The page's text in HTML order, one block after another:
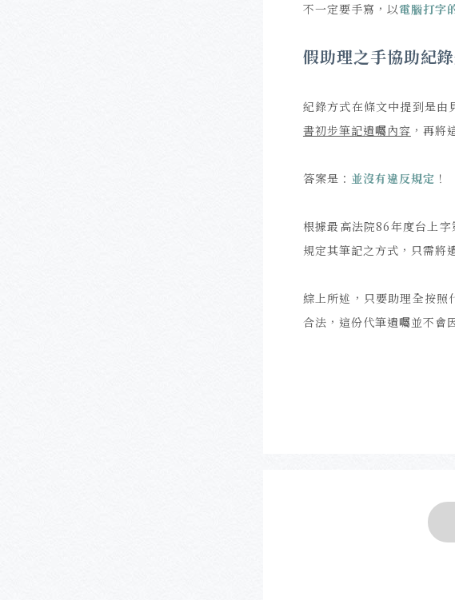
不一定要手寫，以電腦打字
假助理之手協助紀
紀錄方式在條文中提到是由
書初步筆記遺囑內容 ，再將
答案是： 並沒有違反規定 ！
根據最高法院86年度台上
規定其筆記之方式，只需將
綜上所述，只要助理全按照
合法，這份代筆遺囑並不會